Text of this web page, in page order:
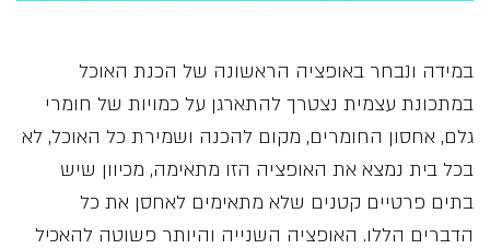
במידה ונבחר באופציה הראשונה של הכנת האוכל
במתכונת עצמית נצטרך להתארגן על כמויות של חומרי
גלם, אחסון החומרים, מקום להכנה ושמירת כל האוכל, לא
בכל בית נמצא את האופציה הזו מתאימה, מכיוון שיש
בתים פרטיים קטנים שלא מתאימים לאחסן את כל
הדברים הללו. האופציה השנייה והיותר פשוטה להאכיל